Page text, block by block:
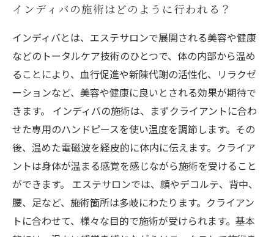
インディバの施術はどのように行われる？
インディバとは、エステサロンで展開される美容や健康
などのトータルケア技術のひとつで、体の内部から温め
ることにより、血行促進や新陳代謝の活性化、リラクゼ
ーションなど、美容や健康に良いとされる効果が期待で
きます。 インディバの施術は、まずクライアントに合わ
せた専用のハンドピースを使い温度を調節します。その
後、温めた電磁波を経皮的に体内に伝えます。クライア
ントは身体が温まる感覚を感じながら施術を受けること
ができます。 エステサロンでは、顔やデコルテ、背中、
腰、足など、施術箇所は多岐にわたります。クライアン
トに合わせて、様々な目的で施術が受けられます。基本